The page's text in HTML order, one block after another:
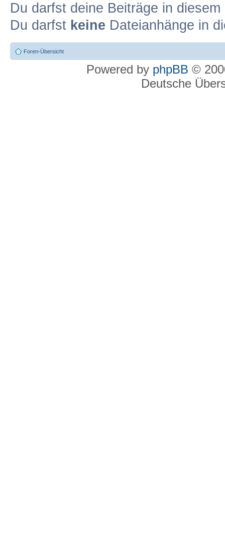
Du darfst deine Beiträge in
Du darfst keine Dateianhänge in
Foren-Übersicht
Powered by phpBB ©
Deutsche